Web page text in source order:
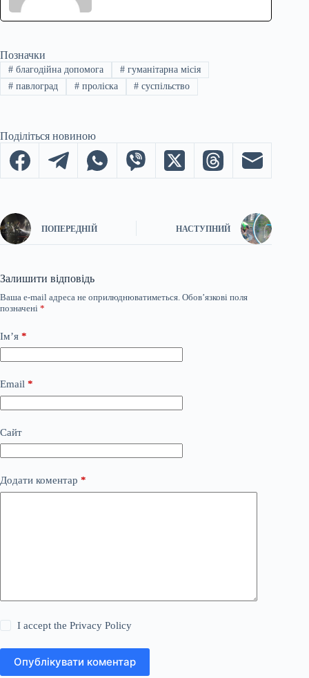
Позначки
#благодійна допомога #гуманітарна місія
#павлоград #проліска # суспільство
Поділіться новиною
ПОПЕРЕДНІЙ НАСТУПНИЙ
Залишити відповідь
Ваша e-mail адреса не оприлюднюватиметься. Обов’язкові поля
позначені *
Ім’я *
Email *
Сайт
Додати коментар *
I accept thePrivacy Policy
Опублікувати коментар